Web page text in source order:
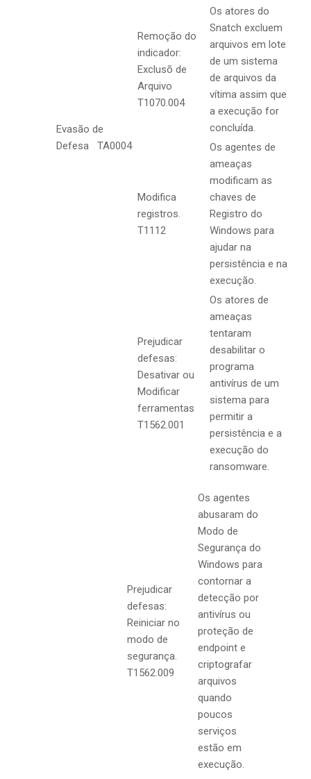
Evasão de
Defesa TA0004
Remoção do
indicador:
Exclusõ de
Arquivo
T1070.004
Os atores do
Snatch excluem
arquivos em lote
de um sistema
de arquivos da
vítima assim que
a execução for
concluída.
Modifica
registros.
T1112
Os agentes de
ameaças
modificam as
chaves de
Registro do
Windows para
ajudar na
persistência e na
execução.
Prejudicar
defesas:
Desativar ou
Modificar
ferramentas
T1562.001
Os atores de
ameaças
tentaram
desabilitar o
programa
antivírus de um
sistema para
permitir a
persistência e a
execução do
ransomware.
Prejudicar
defesas:
Reiniciar no
modo de
segurança.
T1562.009
Os agentes
abusaram do
Modo de
Segurança do
Windows para
contornar a
detecção por
antivírus ou
proteção de
endpoint e
criptografar
arquivos
quando
poucos
serviços
estão em
execução.